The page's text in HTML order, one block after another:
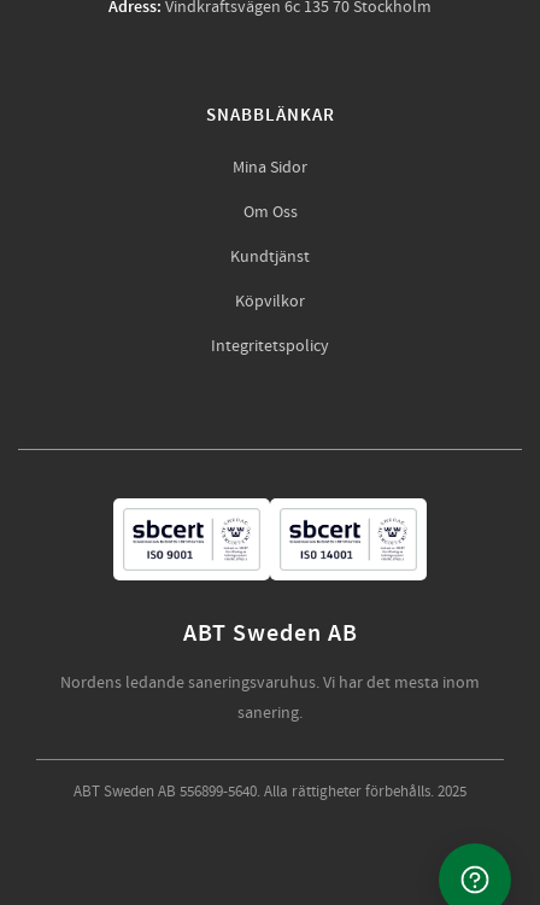
Adress: Vindkraftsvägen 6c 135 70 Stockholm
SNABBLÄNKAR
Mina Sidor
Om Oss
Kundtjänst
Köpvilkor
Integritetspolicy
ABT Sweden AB
Nordens ledande saneringsvaruhus. Vi har det mesta inom
sanering.
ABT Sweden AB 556899-5640. Alla rättigheter förbehålls. 2025